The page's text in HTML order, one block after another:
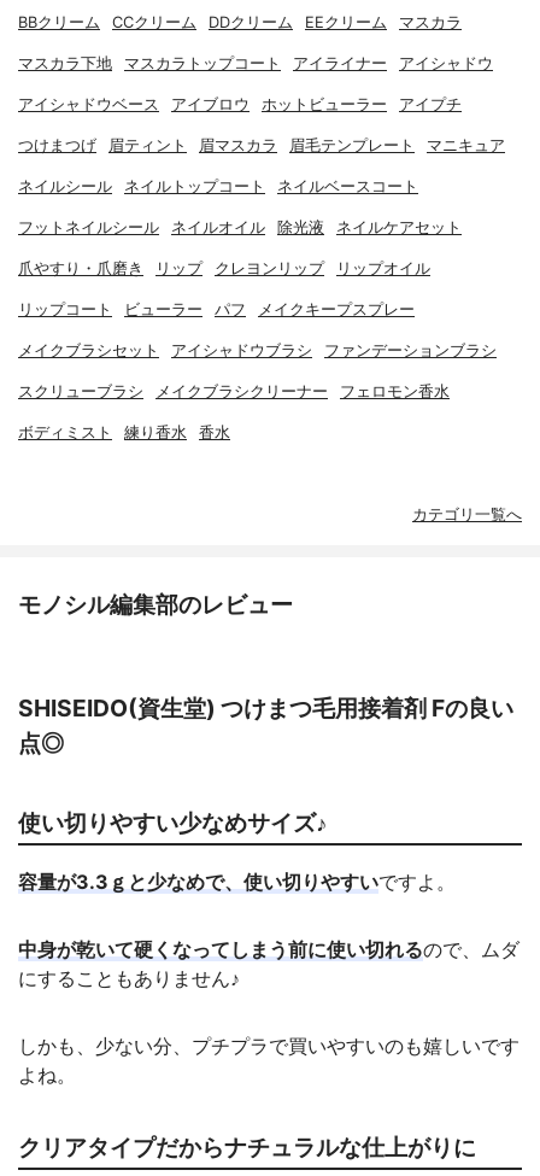
BBクリーム CCクリーム DDクリーム EEクリーム マスカラ
マスカラ下地 マスカラトップコート アイライナー アイシャドウ
アイシャドウベース アイブロウ ホットビューラー アイプチ
つけまつげ 眉ティント 眉マスカラ 眉毛テンプレート マニキュア
ネイルシール ネイルトップコート ネイルベースコート
フットネイルシール ネイルオイル 除光液 ネイルケアセット
爪やすり・爪磨き リップ クレヨンリップ リップオイル
リップコート ビューラー パフ メイクキープスプレー
メイクブラシセット アイシャドウブラシ ファンデーションブラシ
スクリューブラシ メイクブラシクリーナー フェロモン香水
ボディミスト 練り香水 香水
カテゴリ一覧へ
モノシル編集部のレビュー
SHISEIDO(資生堂) つけまつ毛用接着剤 Fの良い
点◎
使い切りやすい少なめサイズ♪
容量が3.3ｇと少なめで、使い切りやすいですよ。
中身が乾いて硬くなってしまう前に使い切れるので、ムダ
にすることもありません♪
しかも、少ない分、プチプラで買いやすいのも嬉しいです
よね。
クリアタイプだからナチュラルな仕上がりに